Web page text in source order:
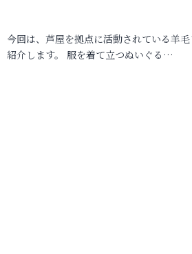
今回は、芦屋を拠点に活動されている羊
紹介します。 服を着て立つぬいぐる…